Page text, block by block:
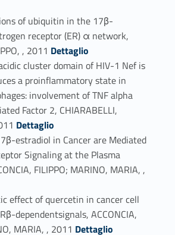
of ubiquitin in the 17β-
receptor (ER) α network,
, 2011 Link identifier #identifier_person_81060-69
Dettaglio
cluster domain of HIV-1 Nef is
a proinflammatory state in
involvement of TNF alpha
Factor 2, CHIARABELLI,
Link identifier #identifier_person_93745-70
Dettaglio
estradiol in Cancer are Mediated
Signaling at the Plasma
FILIPPO; MARINO, MARIA, ,
effect of quercetin in cancer cell
dependentsignals, ACCONCIA,
MARIA, , 2011 Link identifier #identifier_person_81539-72
Dettaglio